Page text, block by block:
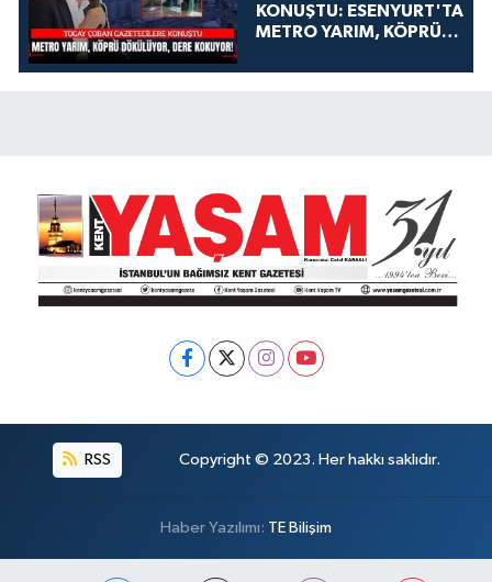
KONUŞTU: ESENYURT'TA
METRO YARIM, KÖPRÜ
KOKUYOR!
RSS Copyright © 2023. Her hakkı saklıdır.
Haber Yazılımı: TE Bilişim